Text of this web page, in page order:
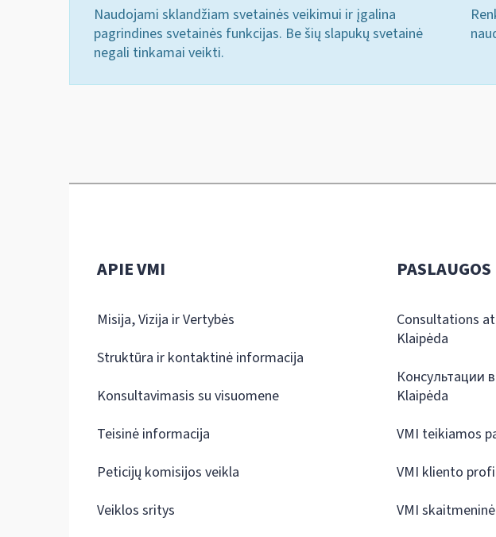
Naudojami sklandžiam svetainės veikimui ir įgalina
pagrindines svetainės funkcijas. Be šių slapukų svetainė
negali tinkamai veikti.
APIE VMI
Misija, Vizija ir Vertybės
Struktūra ir kontaktinė informacija
Konsultavimasis su visuomene
Teisinė informacija
Peticijų komisijos veikla
Veiklos sritys
PASLAUGOS
Consultations
Klaipėda
Консультации
Klaipėda
VMI teikiamos
VMI kliento
VMI